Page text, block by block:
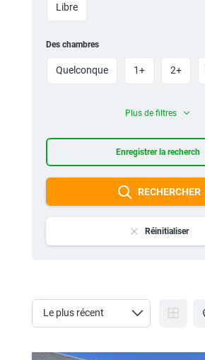
Libre
Des chambres
Quelconque 1+ 2+
Plus de filtres
Enregistrer la recherch
RECHERCHER
Réinitialiser